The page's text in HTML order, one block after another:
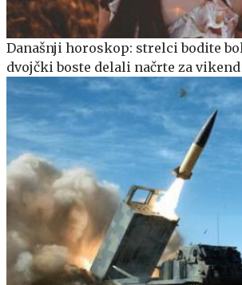
Današnji horoskop: strelci bodite
dvojčki boste delali načrte za vikend